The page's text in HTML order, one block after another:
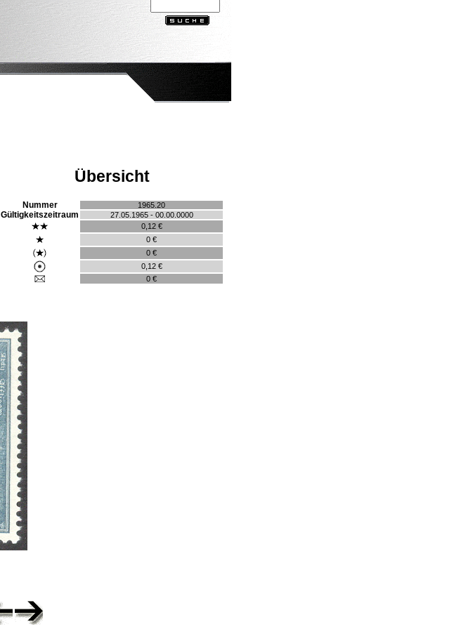
Übersicht
Nummer
1965.20
Gültigkeitszeitraum
27.05.1965 - 00.00.0000
0,12 €
0 €
0 €
0,12 €
0 €